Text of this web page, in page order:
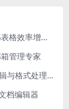
方方格子WPS版 – 专业级Excel/WPS表格效率增强插件
管理专家
迅捷PDF编辑器 – 高效专业的PDF编辑与格式处理工具
档编辑器